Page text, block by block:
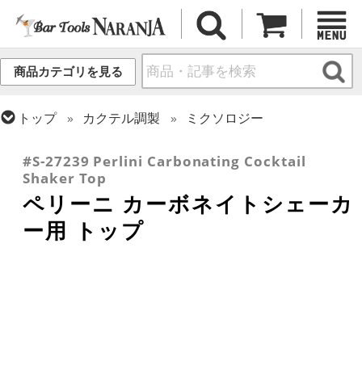
商品カテゴリを見る
トップ カクテル調製
ミクソロジー
#S-27239 Perlini Carbonating Cocktail
Shaker Top
ペリーニ カーボネイトシェーカ
ー用 トップ